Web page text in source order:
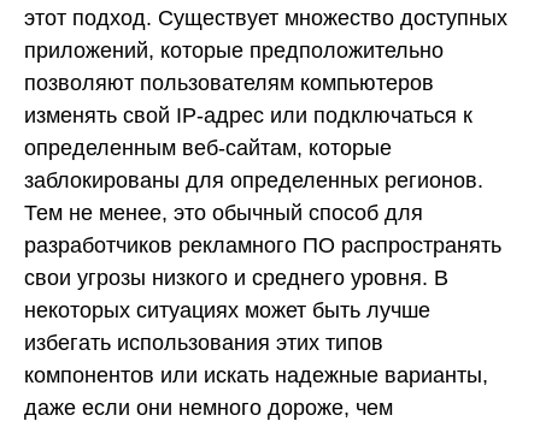
этот подход. Существует множество доступных
приложений, которые предположительно
позволяют пользователям компьютеров
изменять свой IP-адрес или подключаться к
определенным веб-сайтам, которые
заблокированы для определенных регионов.
Тем не менее, это обычный способ для
разработчиков рекламного ПО распространять
свои угрозы низкого и среднего уровня. В
некоторых ситуациях может быть лучше
избегать использования этих типов
компонентов или искать надежные варианты,
даже если они немного дороже, чем